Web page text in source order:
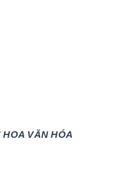
VĂN HÓA